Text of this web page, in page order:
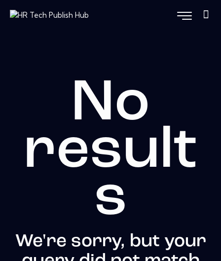
No
result
s
We're sorry, but your